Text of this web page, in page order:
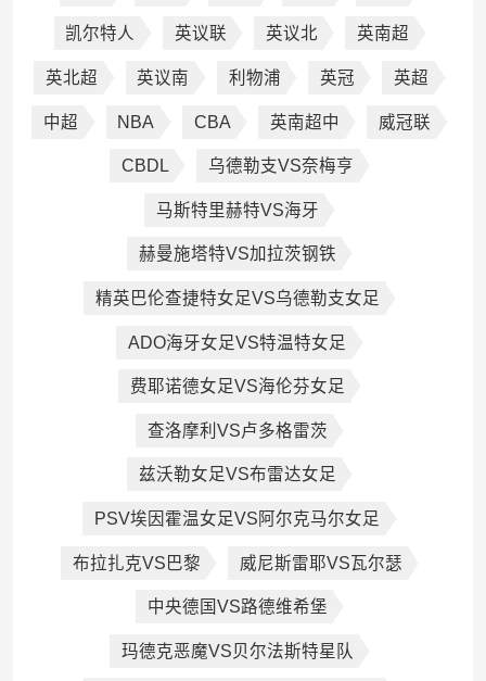
凯尔特人 英议联 英议北 英南超
英北超 英议南 利物浦 英冠 英超
中超 NBA CBA 英南超中 威冠联
CBDL 乌德勒支VS奈梅亨
马斯特里赫特VS海牙
赫曼施塔特VS加拉茨钢铁
精英巴伦查捷特女足VS乌德勒支女足
ADO海牙女足VS特温特女足
费耶诺德女足VS海伦芬女足
查洛摩利VS卢多格雷茨
兹沃勒女足VS布雷达女足
PSV埃因霍温女足VS阿尔克马尔女足
布拉扎克VS巴黎 威尼斯雷耶VS瓦尔瑟
中央德国VS路德维希堡
玛德克恶魔VS贝尔法斯特星队